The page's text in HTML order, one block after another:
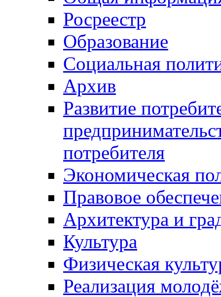
Росреестр
Образование
Социальная
Архив
Развитие
потребителя
Экономическая
Правовое
Архитектура и
Культура
Физическая
Реализация